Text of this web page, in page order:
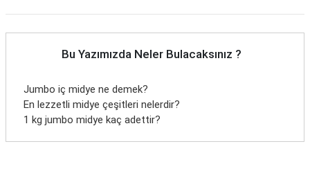
Bu Yazımızda Neler Bulacaksınız ?
Jumbo iç midye ne demek?
En lezzetli midye çeşitleri nelerdir?
1 kg jumbo midye kaç adettir?